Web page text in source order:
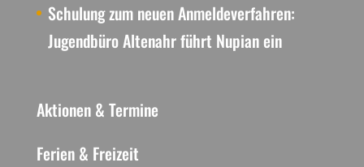
Schulung zum neuen Anmeldeverfahren:
Jugendbüro Altenahr führt Nupian ein
Aktionen & Termine
Ferien & Freizeit